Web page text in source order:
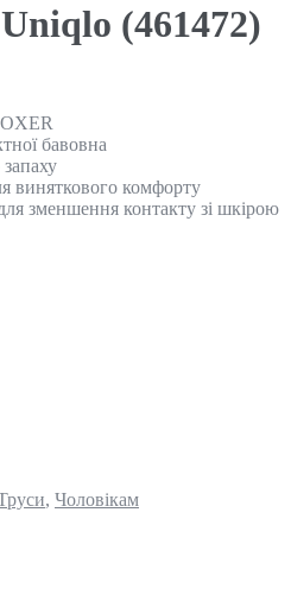
(461472)
бавовна
виняткового комфорту
зменшення контакту зі шкірою
, Чоловікам